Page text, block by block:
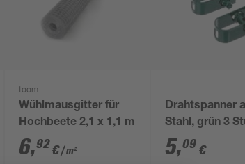
toom
Wühlmausgitter für
Hochbeete 2,1 x 1,1 m
6,92€/ m²
Drahtspanner
Stahl, grün 3
5,09 €